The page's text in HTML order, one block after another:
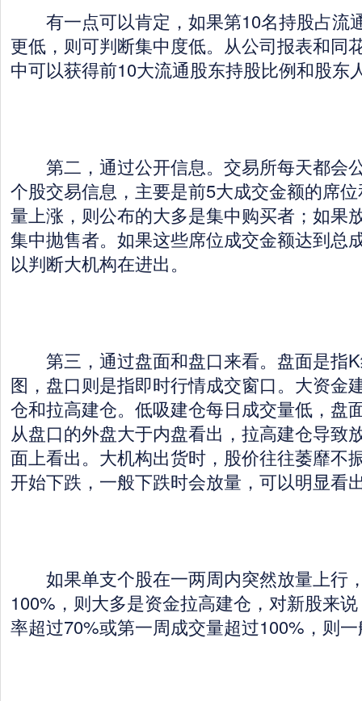
有一点可以肯定，如果第10名持股占流
更低，则可判断集中度低。从公司报表和同
中可以获得前10大流通股东持股比例和股东
第二，通过公开信息。交易所每天都会
个股交易信息，主要是前5大成交金额的席
量上涨，则公布的大多是集中购买者；如果
集中抛售者。如果这些席位成交金额达到总
以判断大机构在进出。
第三，通过盘面和盘口来看。盘面是指K
图，盘口则是指即时行情成交窗口。大资金
仓和拉高建仓。低吸建仓每日成交量低，盘
从盘口的外盘大于内盘看出，拉高建仓导致
面上看出。大机构出货时，股价往往萎靡不
开始下跌，一般下跌时会放量，可以明显看
如果单支个股在一两周内突然放量上行
100%，则大多是资金拉高建仓，对新股来
率超过70%或第一周成交量超过100%，则